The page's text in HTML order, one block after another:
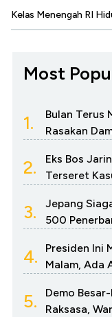
Kelas Menengah RI
Most
1.
Bulan Terus
Rasakan
2.
Eks Bos
Terseret
3.
Jepang
500
4.
Presiden Ini
Malam, Ada
5.
Demo
Raksasa,